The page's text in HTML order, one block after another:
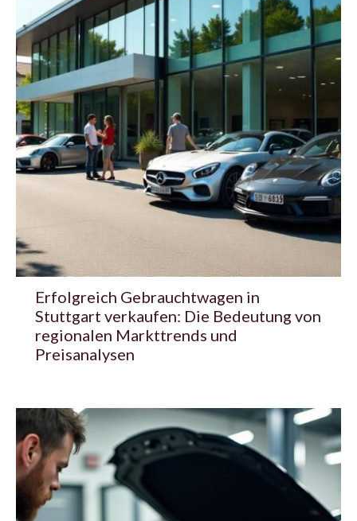
Erfolgreich Gebrauchtwagen in
Stuttgart verkaufen: Die Bedeutung von
regionalen Markttrends und
Preisanalysen